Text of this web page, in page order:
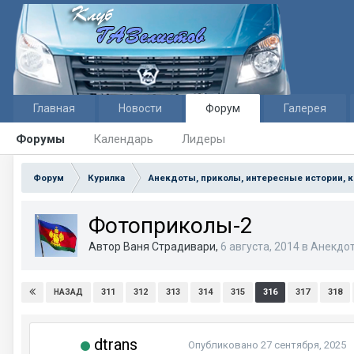
Главная Новости Форум
Форумы Календарь Лидеры
Галерея
Форум Курилка Анекдоты, приколы, интересные истории,
Фотоприколы-2
Автор Ваня Страдивари, 6 августа, 2014 в
НАЗАД 311 312 313 314 315 316 317 318
dtrans Опубликовано 27 сентября, 2025